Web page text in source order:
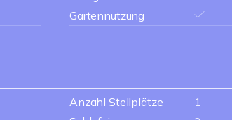
Gartennutzung
Anzahl Stellplätze
1